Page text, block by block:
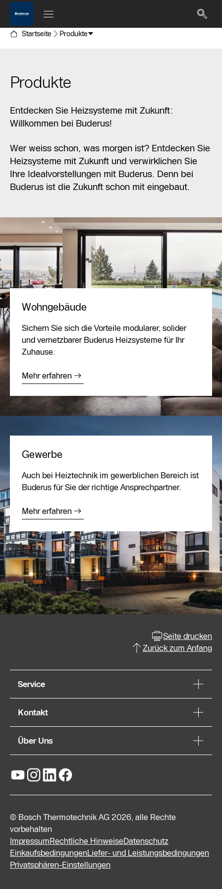
Startseite Produkte
Produkte
Entdecken Sie Heizsysteme mit Zukunft:
Willkommen bei Buderus!
Wer weiss schon, was morgen ist? Entdecken Sie
Heizsysteme mit Zukunft und verwirklichen Sie
Ihre Idealvorstellungen mit Buderus. Denn bei
Buderus ist die Zukunft schon mit eingebaut.
Wohngebäude
Sichern Sie sich die Vorteile modularer, solider
und vernetzbarer Buderus Heizsysteme für Ihr
Zuhause.
Mehr erfahren
Gewerbe
Auch bei Heiztechnik im gewerblichen Bereich ist
Buderus für Sie der richtige Ansprechpartner.
Mehr erfahren
Seite drucken
Zurück zum Anfang
Service
Kontakt
Über Uns
© Bosch Thermotechnik AG 2026, alle Rechte
vorbehalten
ImpressumRechtliche HinweiseDatenschutz
EinkaufsbedingungenLiefer- und Leistungsbedingungen
Privatsphären-Einstellungen